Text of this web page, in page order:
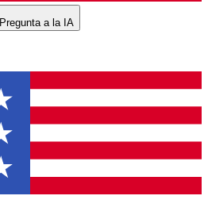
Pregunta a la IA